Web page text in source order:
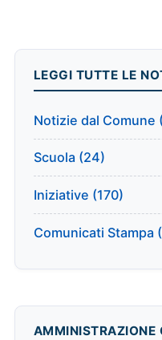
LEGGI TUTTE LE
Notizie dal Comune
Scuola (24)
Iniziative (170)
Comunicati Stampa
AMMINISTRAZIONE